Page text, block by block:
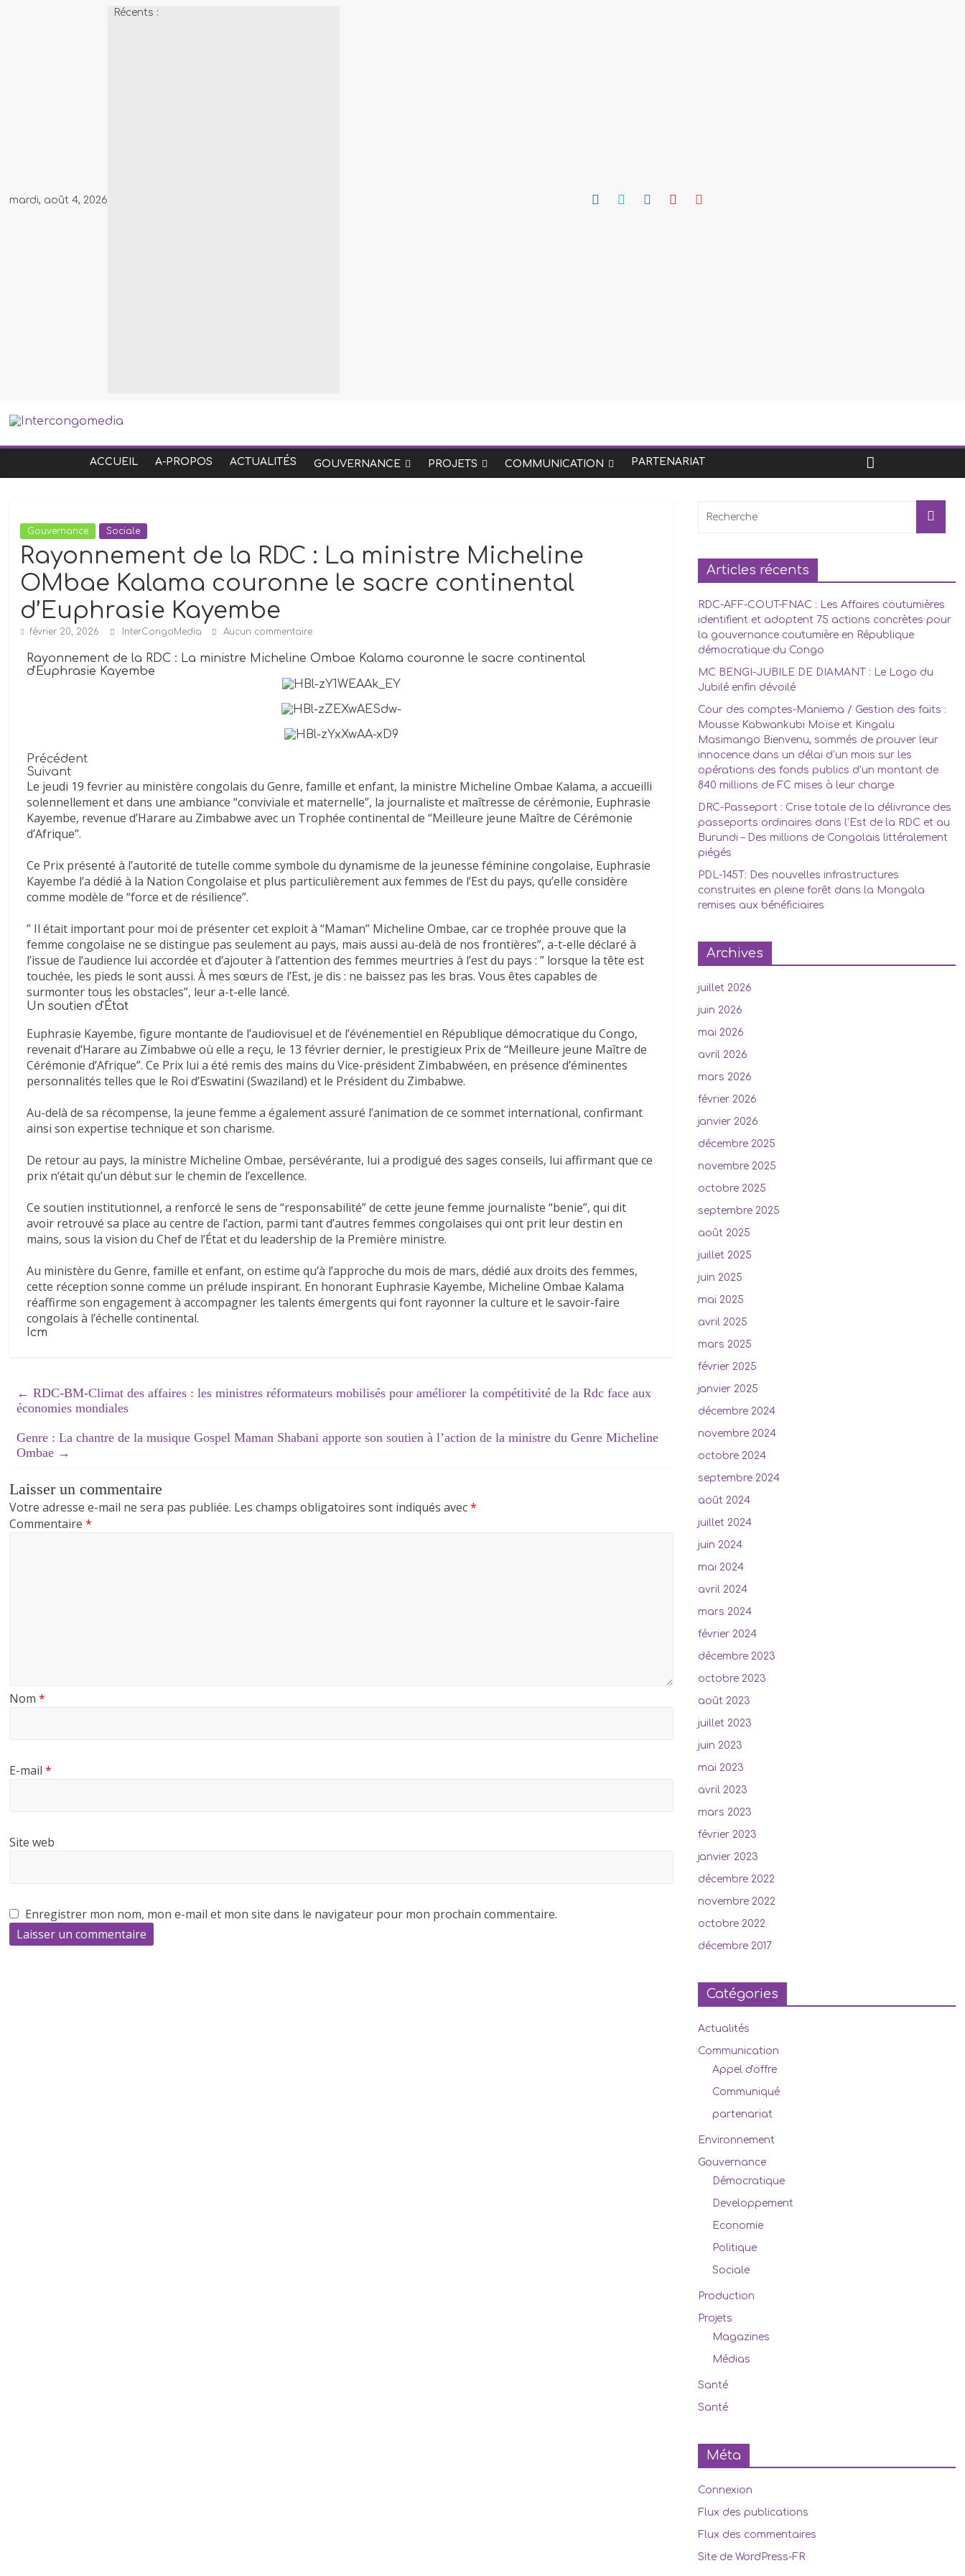
mardi, août 4, 2026
Récents :
Intercongomedia
Média
ICM
abrégé,
est
une
presse
fondée
depuis
octobre
par
Monsieur
Godefroid
Lumisa
Directeur
général.
ICM
née
projets
presse
Grands
Lacs/RD
Congo
Lumisa
fut
Coordonnateur
de
à
2012.
ACCUEIL A-PROPOS ACTUALITÉS GOUVERNANCE PROJETS COMMUNICATION PARTENARIAT
Gouvernance Sociale
Rayonnement de la RDC : La ministre Micheline
OMbae Kalama couronne le sacre continental
d’Euphrasie Kayembe
février 20, 2026 InterCongoMedia Aucun commentaire
Rayonnement de la RDC : La ministre Micheline Ombae Kalama couronne le sacre continental
d'Euphrasie Kayembe
Précédent
Suivant
Le jeudi 19 fevrier au ministère congolais du Genre, famille et enfant, la ministre Micheline Ombae Kalama, a accueilli
solennellement et dans une ambiance “conviviale et maternelle”, la journaliste et maîtresse de cérémonie, Euphrasie
Kayembe, revenue d’Harare au Zimbabwe avec un Trophée continental de “Meilleure jeune Maître de Cérémonie
d’Afrique”.
Ce Prix présenté à l’autorité de tutelle comme symbole du dynamisme de la jeunesse féminine congolaise, Euphrasie
Kayembe l’a dédié à la Nation Congolaise et plus particulièrement aux femmes de l’Est du pays, qu’elle considère
comme modèle de “force et de résilience”.
” Il était important pour moi de présenter cet exploit à “Maman” Micheline Ombae, car ce trophée prouve que la
femme congolaise ne se distingue pas seulement au pays, mais aussi au-delà de nos frontières”, a-t-elle déclaré à
l’issue de l’audience lui accordée et d’ajouter à l’attention des femmes meurtries à l’est du pays : ” lorsque la tête est
touchée, les pieds le sont aussi. À mes sœurs de l’Est, je dis : ne baissez pas les bras. Vous êtes capables de
surmonter tous les obstacles”, leur a-t-elle lancé.
Un soutien d'État
Euphrasie Kayembe, figure montante de l’audiovisuel et de l’événementiel en République démocratique du Congo,
revenait d’Harare au Zimbabwe où elle a reçu, le 13 février dernier, le prestigieux Prix de “Meilleure jeune Maître de
Cérémonie d’Afrique”. Ce Prix lui a été remis des mains du Vice-président Zimbabwéen, en présence d’éminentes
personnalités telles que le Roi d’Eswatini (Swaziland) et le Président du Zimbabwe.
Au-delà de sa récompense, la jeune femme a également assuré l’animation de ce sommet international, confirmant
ainsi son expertise technique et son charisme.
De retour au pays, la ministre Micheline Ombae, persévérante, lui a prodigué des sages conseils, lui affirmant que ce
prix n’était qu’un début sur le chemin de l’excellence.
Ce soutien institutionnel, a renforcé le sens de “responsabilité” de cette jeune femme journaliste “benie”, qui dit
avoir retrouvé sa place au centre de l’action, parmi tant d’autres femmes congolaises qui ont prit leur destin en
mains, sous la vision du Chef de l’État et du leadership de la Première ministre.
Au ministère du Genre, famille et enfant, on estime qu’à l’approche du mois de mars, dédié aux droits des femmes,
cette réception sonne comme un prélude inspirant. En honorant Euphrasie Kayembe, Micheline Ombae Kalama
réaffirme son engagement à accompagner les talents émergents qui font rayonner la culture et le savoir-faire
congolais à l’échelle continental.
Icm
← RDC-BM-Climat des affaires : les ministres réformateurs mobilisés pour améliorer la compétitivité de la Rdc face aux
économies mondiales
Genre : La chantre de la musique Gospel Maman Shabani apporte son soutien à l’action de la ministre du Genre Micheline
Ombae →
Laisser un commentaire
Votre adresse e-mail ne sera pas publiée. Les champs obligatoires sont indiqués avec*
Commentaire*
Nom*
E-mail*
Site web
Enregistrer mon nom, mon e-mail et mon site dans le navigateur pour mon prochain commentaire.
Articles récents
RDC-AFF-COUT-FNAC : Les Affaires coutumières
identifient et adoptent 75 actions concrètes pour
la gouvernance coutumière en République
démocratique du Congo
MC BENGI-JUBILE DE DIAMANT : Le Logo du
Jubilé enfin dévoilé
Cour des comptes-Maniema / Gestion des faits :
Mousse Kabwankubi Moïse et Kingalu
Masimango Bienvenu, sommés de prouver leur
innocence dans un délai d’un mois sur les
opérations des fonds publics d’un montant de
840 millions de FC mises à leur charge
DRC-Passeport : Crise totale de la délivrance des
passeports ordinaires dans l’Est de la RDC et au
Burundi – Des millions de Congolais littéralement
piégés
PDL-145T: Des nouvelles infrastructures
construites en pleine forêt dans la Mongala
remises aux bénéficiaires
Archives
juillet 2026
juin 2026
mai 2026
avril 2026
mars 2026
février 2026
janvier 2026
décembre 2025
novembre 2025
octobre 2025
septembre 2025
août 2025
juillet 2025
juin 2025
mai 2025
avril 2025
mars 2025
février 2025
janvier 2025
décembre 2024
novembre 2024
octobre 2024
septembre 2024
août 2024
juillet 2024
juin 2024
mai 2024
avril 2024
mars 2024
février 2024
décembre 2023
octobre 2023
août 2023
juillet 2023
juin 2023
mai 2023
avril 2023
mars 2023
février 2023
janvier 2023
décembre 2022
novembre 2022
octobre 2022
décembre 2017
Catégories
Actualités
Communication
Appel d'offre
Communiqué
partenariat
Environnement
Gouvernance
Démocratique
Developpement
Economie
Politique
Sociale
Production
Projets
Magazines
Médias
Santé
Santé
Méta
Connexion
Flux des publications
Flux des commentaires
Site de WordPress-FR